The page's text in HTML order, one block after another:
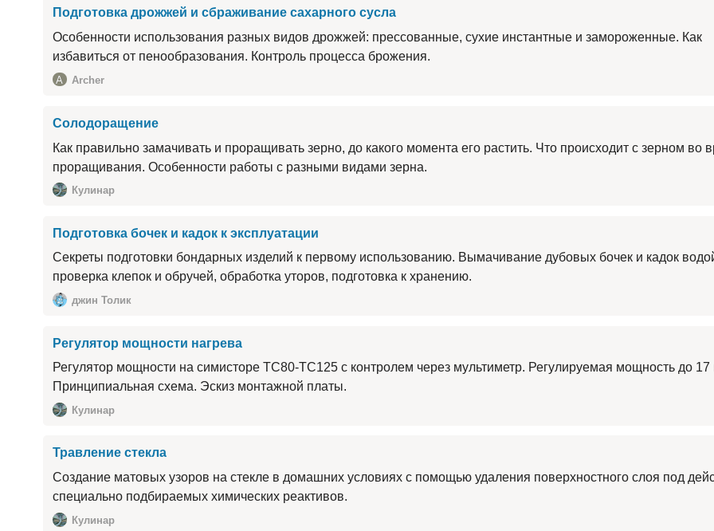
Подготовка дрожжей и сбраживание сахарного сусла
Особенности использования разных видов дрожжей: прессованные, сухие инстантные и замороженные. Как
избавиться от пенообразования. Контроль процесса брожения.
A Archer
Солодоращение
Как правильно замачивать и проращивать зерно, до какого момента его растить. Что происходит с зерном во
проращивания. Особенности работы с разными видами зерна.
Кулинар
Подготовка бочек и кадок к эксплуатации
Секреты подготовки бондарных изделий к первому использованию. Вымачивание дубовых бочек и кадок
проверка клепок и обручей, обработка уторов, подготовка к хранению.
джин Толик
Регулятор мощности нагрева
Регулятор мощности на симисторе ТС80-ТС125 с контролем через мультиметр. Регулируемая мощность до 17
Принципиальная схема. Эскиз монтажной платы.
Кулинар
Травление стекла
Создание матовых узоров на стекле в домашних условиях с помощью удаления поверхностного слоя под
специально подбираемых химических реактивов.
Кулинар